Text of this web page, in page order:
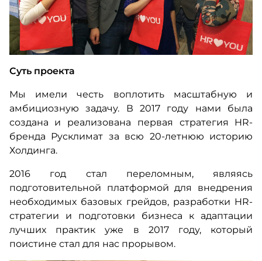
Суть проекта
Мы имели честь воплотить масштабную и
амбициозную задачу. В 2017 году нами была
создана и реализована первая стратегия HR-
бренда Русклимат за всю 20-летнюю историю
Холдинга.
2016 год стал переломным, являясь
подготовительной платформой для внедрения
необходимых базовых грейдов, разработки HR-
стратегии и подготовки бизнеса к адаптации
лучших практик уже в 2017 году, который
поистине стал для нас прорывом.